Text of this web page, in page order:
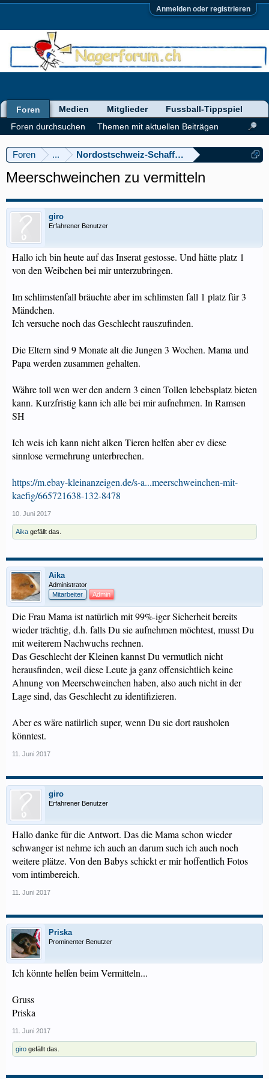
Anmelden oder registrieren
Foren ... Nordostschweiz-Schaffhausen
Meerschweinchen zu vermitteln
giro
Erfahrener Benutzer
Hallo ich bin heute auf das Inserat gestosse. Und hätte platz 1
von den Weibchen bei mir unterzubringen.
Im schlimstenfall bräuchte aber im schlimsten fall 1 platz für 3
Mändchen.
Ich versuche noch das Geschlecht rauszufinden.
Die Eltern sind 9 Monate alt die Jungen 3 Wochen. Mama und
Papa werden zusammen gehalten.
Währe toll wen wer den andern 3 einen Tollen lebebsplatz bieten
kann. Kurzfristig kann ich alle bei mir aufnehmen. In Ramsen
SH
Ich weis ich kann nicht alken Tieren helfen aber ev diese
sinnlose vermehrung unterbrechen.
https://m.ebay-kleinanzeigen.de/s-a...meerschweinchen-mit-
kaefig/665721638-132-8478
10. Juni 2017
Aika gefällt das.
Aika
Administrator
Mitarbeiter
Admin
Die Frau Mama ist natürlich mit 99%-iger Sicherheit bereits
wieder trächtig, d.h. falls Du sie aufnehmen möchtest, musst Du
mit weiterem Nachwuchs rechnen.
Das Geschlecht der Kleinen kannst Du vermutlich nicht
herausfinden, weil diese Leute ja ganz offensichtlich keine
Ahnung von Meerschweinchen haben, also auch nicht in der
Lage sind, das Geschlecht zu identifizieren.
Aber es wäre natürlich super, wenn Du sie dort rausholen
könntest.
11. Juni 2017
giro
Erfahrener Benutzer
Hallo danke für die Antwort. Das die Mama schon wieder
schwanger ist nehme ich auch an darum such ich auch noch
weitere plätze. Von den Babys schickt er mir hoffentlich Fotos
vom intimbereich.
11. Juni 2017
Priska
Prominenter Benutzer
Ich könnte helfen beim Vermitteln...
Gruss
Priska
11. Juni 2017
giro gefällt das.
Foren
Foren durchsuchen
Themen mit aktuellen Beiträgen
Medien Mitglieder Fussball-Tippspiel